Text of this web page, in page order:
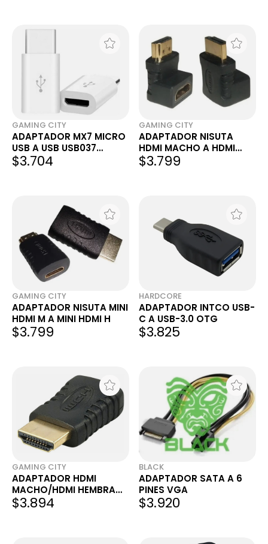
GAMING CITY
ADAPTADOR MX7 MICRO
USB A USB USB037
BLANCO
$3.704
GAMING CITY
ADAPTADOR NISUTA
HDMI MACHO A HDMI
HEMBRA 90°
$3.799
GAMING CITY
ADAPTADOR NISUTA MINI
HDMI M A MINI HDMI H
$3.799
HARDCORE
ADAPTADOR INTCO USB-
C A USB-3.0 OTG
$3.825
GAMING CITY
ADAPTADOR HDMI
MACHO/HDMI HEMBRA
1.4 MIX CPM045
$3.894
BLACK
ADAPTADOR SATA A 6
PINES VGA
$3.920